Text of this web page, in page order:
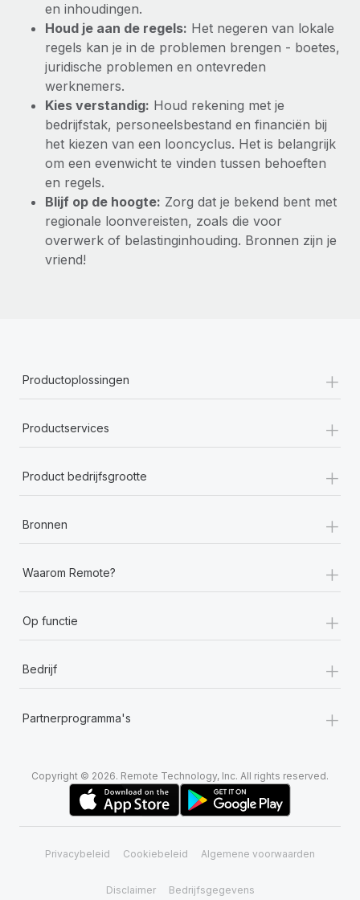
en inhoudingen.
Houd je aan de regels: Het negeren van lokale
regels kan je in de problemen brengen - boetes,
juridische problemen en ontevreden
werknemers.
Kies verstandig: Houd rekening met je
bedrijfstak, personeelsbestand en financiën bij
het kiezen van een looncyclus. Het is belangrijk
om een evenwicht te vinden tussen behoeften
en regels.
Blijf op de hoogte: Zorg dat je bekend bent met
regionale loonvereisten, zoals die voor
overwerk of belastinginhouding. Bronnen zijn je
vriend!
Productoplossingen +
Productservices +
Product bedrijfsgrootte +
Bronnen +
Waarom Remote? +
Op functie +
Bedrijf +
Partnerprogramma's +
Copyright © 2026. Remote Technology, Inc. All rights reserved.
Privacybeleid Cookiebeleid Algemene voorwaarden
Disclaimer Bedrijfsgegevens